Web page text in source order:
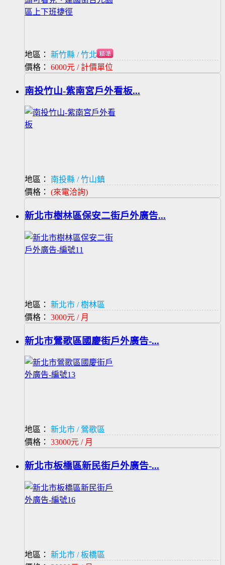
地區：
新竹縣 / 竹北市
價格： 6000元 / 計價單位
南投竹山-紫南宮戶外看板...
地區：
南投縣 / 竹山鎮
價格： (來電洽詢)
新北市樹林區保安二街戶外廣告...
地區：
新北市 / 樹林區
價格： 3000元 / 月
新北市鶯歌區國慶街戶外廣告-...
地區：
新北市 / 鶯歌區
價格： 33000元 / 月
新北市板橋區新民街戶外廣告-...
地區：
新北市 / 板橋區